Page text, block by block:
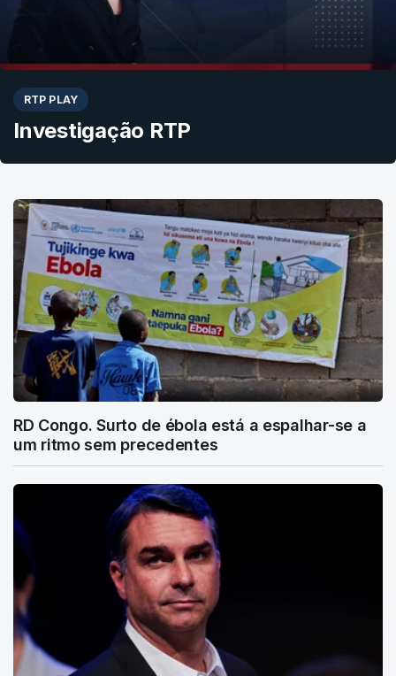
RTP PLAY
Investigação RTP
RD Congo. Surto de ébola está a espalhar-se a
um ritmo sem precedentes